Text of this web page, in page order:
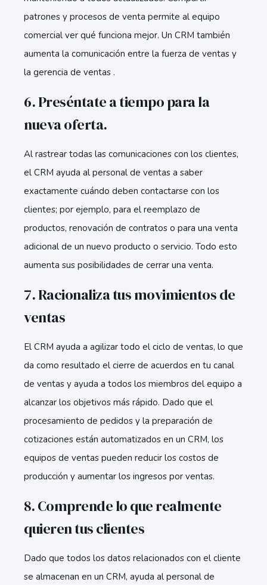
patrones y procesos de venta permite al equipo
comercial ver qué funciona mejor. Un CRM también
aumenta la comunicación entre la fuerza de ventas y
la gerencia de ventas .
6. Preséntate a tiempo para la
nueva oferta.
Al rastrear todas las comunicaciones con los clientes,
el CRM ayuda al personal de ventas a saber
exactamente cuándo deben contactarse con los
clientes; por ejemplo, para el reemplazo de
productos, renovación de contratos o para una venta
adicional de un nuevo producto o servicio. Todo esto
aumenta sus posibilidades de cerrar una venta.
7. Racionaliza tus movimientos de
ventas
El CRM ayuda a agilizar todo el ciclo de ventas, lo que
da como resultado el cierre de acuerdos en tu canal
de ventas y ayuda a todos los miembros del equipo a
alcanzar los objetivos más rápido. Dado que el
procesamiento de pedidos y la preparación de
cotizaciones están automatizados en un CRM, los
equipos de ventas pueden reducir los costos de
producción y aumentar los ingresos por ventas.
8. Comprende lo que realmente
quieren tus clientes
Dado que todos los datos relacionados con el cliente
se almacenan en un CRM, ayuda al personal de